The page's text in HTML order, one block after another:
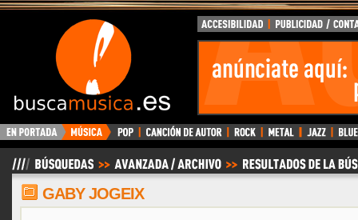
BuscaMusica.es
GABY JOGEIX